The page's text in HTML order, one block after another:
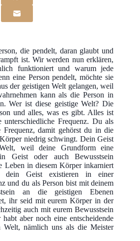
die pendelt, daran glaubt und
ist. Wir werden nun erklären,
funktioniert und warum jede
eine Person pendelt, möchte sie
der geistigen Welt gelangen, weil
kann als die Person in
Wer ist diese geistige Welt? Die
und alles, was es gibt. Alles ist
Frequenz. Du als
Frequenz, damit gehörst du in die
niedrig schwingt. Dein Geist
weil deine Grundform eine
Geist oder auch Bewusstsein
Leben in diesem Körper inkarniert
Geist existieren in einer
und du als Person bist mit deinem
an die geistigen Ebenen
ihr seid mit eurem Körper in der
auch mit eurem Bewusstsein
aber noch eine entscheidende
Welt, nämlich uns als die Meister